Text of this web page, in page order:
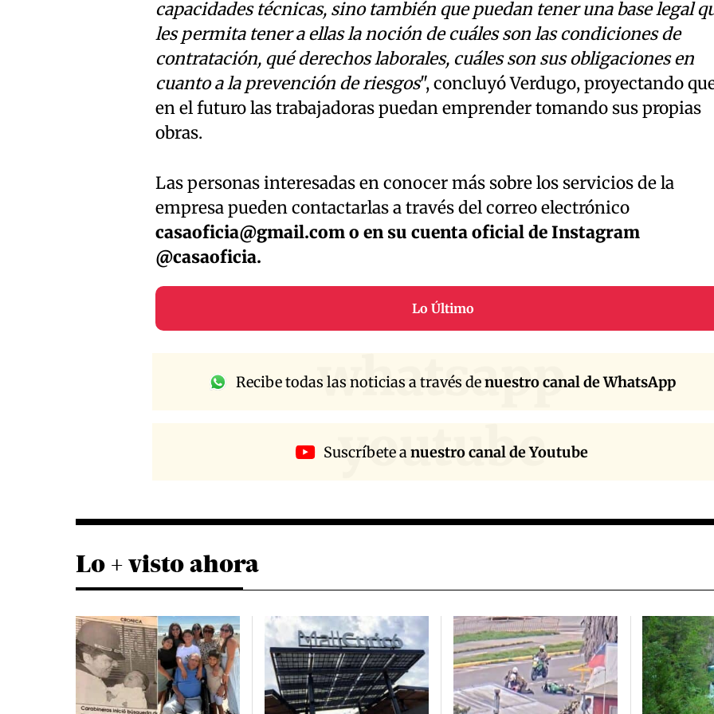
capacidades técnicas, sino también que puedan tener una base legal
les permita tener a ellas la noción de cuáles son las condiciones de
contratación, qué derechos laborales, cuáles son sus obligaciones en
cuanto a la prevención de riesgos", concluyó Verdugo, proyectando
en el futuro las trabajadoras puedan emprender tomando sus propias
obras.
Las personas interesadas en conocer más sobre los servicios de la
empresa pueden contactarlas a través del correo electrónico
casaoficia@gmail.como en su cuenta oficial de Instagram
@casaoficia.
Lo Último
whatsapp
Recibe todas las noticias a través denuestro canal de WhatsApp
youtube
Suscríbete anuestro canal de Youtube
Lo + visto ahora